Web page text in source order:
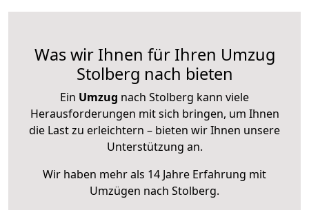
Was wir Ihnen für Ihren Umzug
Stolberg nach bieten
Ein Umzug nach Stolberg kann viele
Herausforderungen mit sich bringen, um Ihnen
die Last zu erleichtern – bieten wir Ihnen unsere
Unterstützung an.
Wir haben mehr als 14 Jahre Erfahrung mit
Umzügen nach Stolberg.